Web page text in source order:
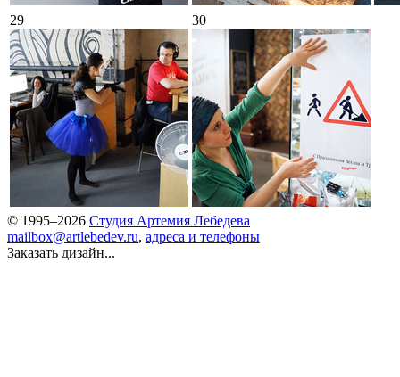
29 30
© 1995–2026 Студия Артемия Лебедева
mailbox@artlebedev.ru, адреса и телефоны
Заказать дизайн...